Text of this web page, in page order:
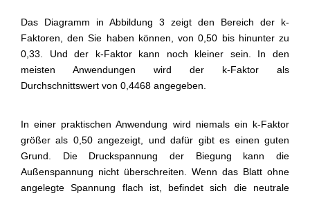
Das Diagramm in Abbildung 3 zeigt den Bereich der k-
Faktoren, den Sie haben können, von 0,50 bis hinunter zu
0,33. Und der k-Faktor kann noch kleiner sein. In den
meisten Anwendungen wird der k-Faktor als
Durchschnittswert von 0,4468 angegeben.
In einer praktischen Anwendung wird niemals ein k-Faktor
größer als 0,50 angezeigt, und dafür gibt es einen guten
Grund. Die Druckspannung der Biegung kann die
Außenspannung nicht überschreiten. Wenn das Blatt ohne
angelegte Spannung flach ist, befindet sich die neutrale